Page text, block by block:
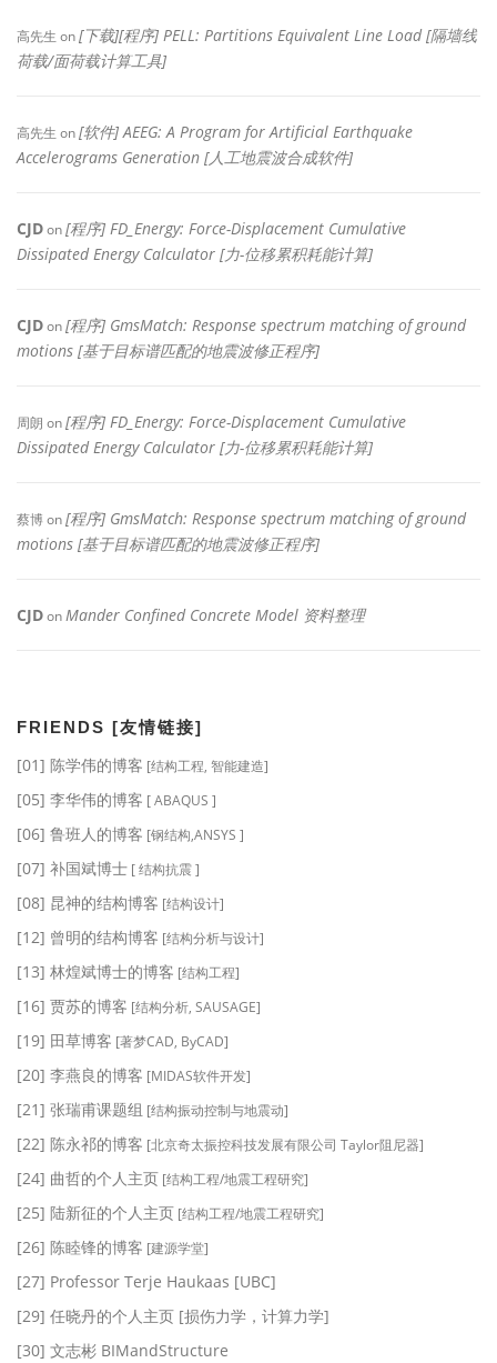
高先生on[下载][程序] PELL: Partitions Equivalent Line Load [隔墙线
荷载/面荷载计算工具]
高先生on[软件] AEEG: A Program for Artificial Earthquake
Accelerograms Generation [人工地震波合成软件]
CJDon[程序] FD_Energy: Force-Displacement Cumulative
Dissipated Energy Calculator [力-位移累积耗能计算]
CJDon[程序] GmsMatch: Response spectrum matching of ground
motions [基于目标谱匹配的地震波修正程序]
周朗 on[程序] FD_Energy: Force-Displacement Cumulative
Dissipated Energy Calculator [力-位移累积耗能计算]
蔡博on[程序] GmsMatch: Response spectrum matching of ground
motions [基于目标谱匹配的地震波修正程序]
CJDonMander Confined Concrete Model 资料整理
FRIENDS [友情链接]
[01] 陈学伟的博客 [结构工程, 智能建造]
[05] 李华伟的博客 [ ABAQUS ]
[06] 鲁班人的博客 [钢结构,ANSYS ]
[07] 补国斌博士 [ 结构抗震 ]
[08] 昆神的结构博客 [结构设计]
[12] 曾明的结构博客 [结构分析与设计]
[13] 林煌斌博士的博客 [结构工程]
[16] 贾苏的博客 [结构分析, SAUSAGE]
[19] 田草博客 [著梦CAD, ByCAD]
[20] 李燕良的博客 [MIDAS软件开发]
[21] 张瑞甫课题组 [结构振动控制与地震动]
[22] 陈永祁的博客 [北京奇太振控科技发展有限公司 Taylor阻尼器]
[24] 曲哲的个人主页 [结构工程/地震工程研究]
[25] 陆新征的个人主页 [结构工程/地震工程研究]
[26] 陈睦锋的博客 [建源学堂]
[27] Professor Terje Haukaas [UBC]
[29] 任晓丹的个人主页 [损伤力学，计算力学]
[30] 文志彬 BIMandStructure